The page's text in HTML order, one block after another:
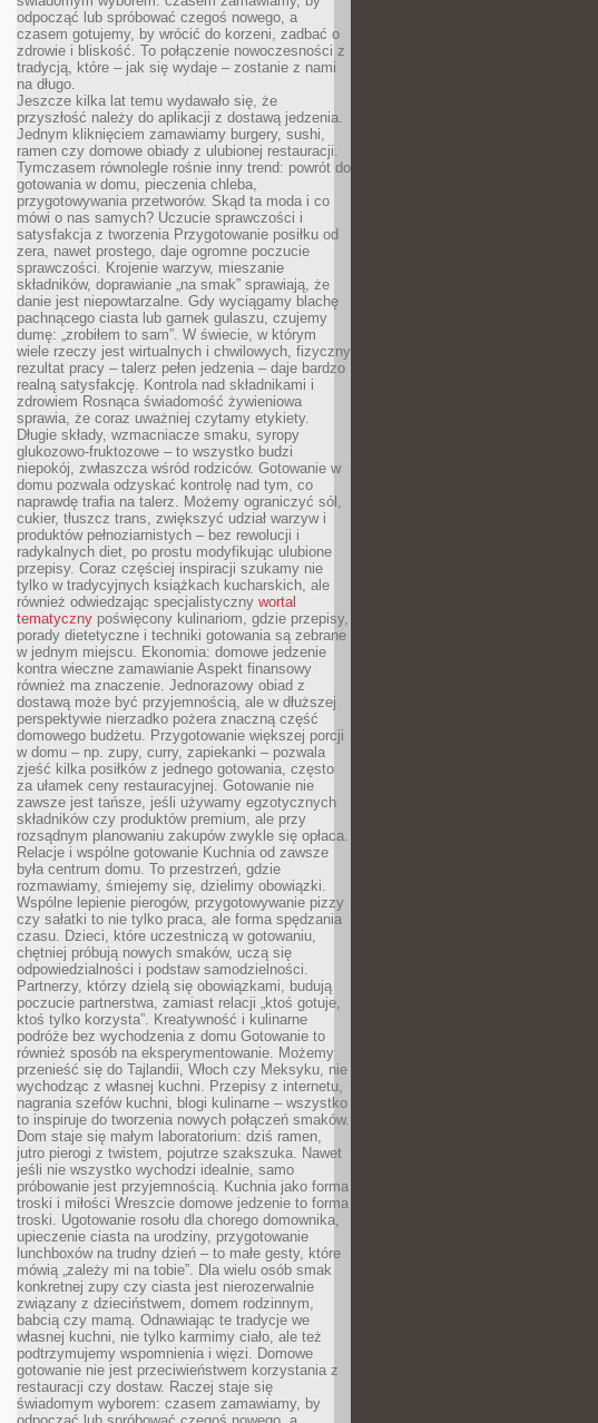
odpocząć lub spróbować czegoś nowego, a
czasem gotujemy, by wrócić do korzeni, zadbać o
zdrowie i bliskość. To połączenie nowoczesności z
tradycją, które – jak się wydaje – zostanie z nami
na długo.
Jeszcze kilka lat temu wydawało się, że
przyszłość należy do aplikacji z dostawą jedzenia.
Jednym kliknięciem zamawiamy burgery, sushi,
ramen czy domowe obiady z ulubionej restauracji.
Tymczasem równolegle rośnie inny trend: powrót do
gotowania w domu, pieczenia chleba,
przygotowywania przetworów. Skąd ta moda i co
mówi o nas samych? Uczucie sprawczości i
satysfakcja z tworzenia Przygotowanie posiłku od
zera, nawet prostego, daje ogromne poczucie
sprawczości. Krojenie warzyw, mieszanie
składników, doprawianie „na smak” sprawiają, że
danie jest niepowtarzalne. Gdy wyciągamy blachę
pachnącego ciasta lub garnek gulaszu, czujemy
dumę: „zrobiłem to sam”. W świecie, w którym
wiele rzeczy jest wirtualnych i chwilowych, fizyczny
rezultat pracy – talerz pełen jedzenia – daje bardzo
realną satysfakcję. Kontrola nad składnikami i
zdrowiem Rosnąca świadomość żywieniowa
sprawia, że coraz uważniej czytamy etykiety.
Długie składy, wzmacniacze smaku, syropy
glukozowo-fruktozowe – to wszystko budzi
niepokój, zwłaszcza wśród rodziców. Gotowanie w
domu pozwala odzyskać kontrolę nad tym, co
naprawdę trafia na talerz. Możemy ograniczyć sól,
cukier, tłuszcz trans, zwiększyć udział warzyw i
produktów pełnoziarnistych – bez rewolucji i
radykalnych diet, po prostu modyfikując ulubione
przepisy. Coraz częściej inspiracji szukamy nie
tylko w tradycyjnych książkach kucharskich, ale
również odwiedzając specjalistyczny wortal
tematyczny poświęcony kulinariom, gdzie przepisy,
porady dietetyczne i techniki gotowania są zebrane
w jednym miejscu. Ekonomia: domowe jedzenie
kontra wieczne zamawianie Aspekt finansowy
również ma znaczenie. Jednorazowy obiad z
dostawą może być przyjemnością, ale w dłuższej
perspektywie nierzadko pożera znaczną część
domowego budżetu. Przygotowanie większej porcji
w domu – np. zupy, curry, zapiekanki – pozwala
zjeść kilka posiłków z jednego gotowania, często
za ułamek ceny restauracyjnej. Gotowanie nie
zawsze jest tańsze, jeśli używamy egzotycznych
składników czy produktów premium, ale przy
rozsądnym planowaniu zakupów zwykle się opłaca.
Relacje i wspólne gotowanie Kuchnia od zawsze
była centrum domu. To przestrzeń, gdzie
rozmawiamy, śmiejemy się, dzielimy obowiązki.
Wspólne lepienie pierogów, przygotowywanie pizzy
czy sałatki to nie tylko praca, ale forma spędzania
czasu. Dzieci, które uczestniczą w gotowaniu,
chętniej próbują nowych smaków, uczą się
odpowiedzialności i podstaw samodzielności.
Partnerzy, którzy dzielą się obowiązkami, budują
poczucie partnerstwa, zamiast relacji „ktoś gotuje,
ktoś tylko korzysta”. Kreatywność i kulinarne
podróże bez wychodzenia z domu Gotowanie to
również sposób na eksperymentowanie. Możemy
przenieść się do Tajlandii, Włoch czy Meksyku, nie
wychodząc z własnej kuchni. Przepisy z internetu,
nagrania szefów kuchni, blogi kulinarne – wszystko
to inspiruje do tworzenia nowych połączeń smaków.
Dom staje się małym laboratorium: dziś ramen,
jutro pierogi z twistem, pojutrze szakszuka. Nawet
jeśli nie wszystko wychodzi idealnie, samo
próbowanie jest przyjemnością. Kuchnia jako forma
troski i miłości Wreszcie domowe jedzenie to forma
troski. Ugotowanie rosołu dla chorego domownika,
upieczenie ciasta na urodziny, przygotowanie
lunchboxów na trudny dzień – to małe gesty, które
mówią „zależy mi na tobie”. Dla wielu osób smak
konkretnej zupy czy ciasta jest nierozerwalnie
związany z dzieciństwem, domem rodzinnym,
babcią czy mamą. Odnawiając te tradycje we
własnej kuchni, nie tylko karmimy ciało, ale też
podtrzymujemy wspomnienia i więzi. Domowe
gotowanie nie jest przeciwieństwem korzystania z
restauracji czy dostaw. Raczej staje się
świadomym wyborem: czasem zamawiamy, by